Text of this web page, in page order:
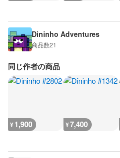
Dininho Adventures
商品数21
同じ作者の商品
¥1,900 ¥7,400